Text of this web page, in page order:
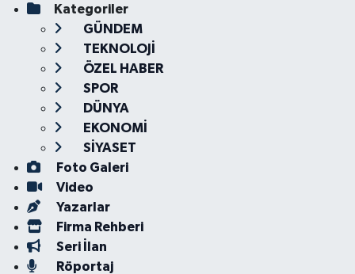
Kategoriler
GÜNDEM
TEKNOLOJİ
ÖZEL HABER
SPOR
DÜNYA
EKONOMİ
SİYASET
Foto Galeri
Video
Yazarlar
Firma Rehberi
Seri İlan
Röportaj